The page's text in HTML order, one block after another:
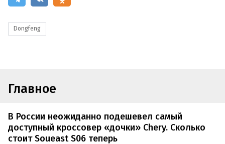
Dongfeng
Главное
В России неожиданно подешевел самый
доступный кроссовер «дочки» Chery. Сколько
стоит Soueast S06 теперь